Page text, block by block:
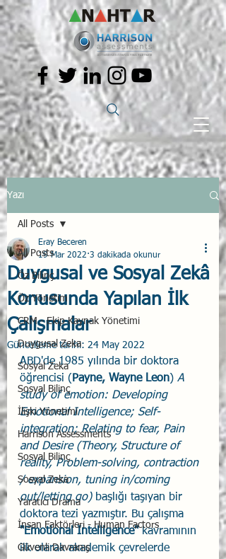
Yazı
All Posts
Öz Bilinç
Öz Yönetim
CRM - Ekip Kaynak Yönetimi
Duygusal Zeka
Sosyal Zeka
Sosyal Bilinç
İlişki Yönetimi
Harrison Assessments
Sosyal Bilinç
Sosyal Zeka
Yaratıcı Drama
İnsan Faktörleri - Human Factors
Güvenli Davranış
All Posts
Duygusal ve Sosyal Zekâ
Konusunda Yapılan İlk
Çalışmalar
Eray Beceren
19 Mar 2022 3 dakikada okunur
Güncelleme tarihi: 24 May 2022
ABD'de 1985 yılında bir doktora
öğrencisi ( Payne, Wayne Leon) A
study of emotion: Developing
Emotional Intelligence; Self-
integration; Relating to fear, Pain
and Desire (Theory, Structure of
reality, Problem-solving, contraction
/ expansion, tuning in/coming
out/letting go) başlığı taşıyan bir
doktora tezi yazmıştır. Bu çalışma
"Emotional Intelligence" kavramının
ilk olarak akademik çevrelerde